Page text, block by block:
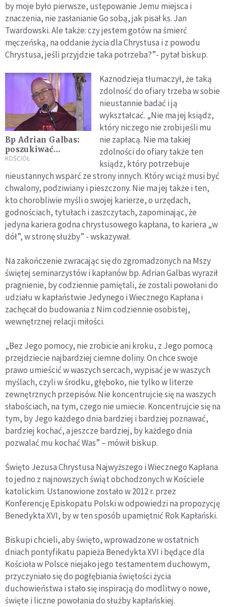
by moje było pierwsze, ustępowanie Jemu miejsca i
znaczenia, nie zasłanianie Go sobą, jak pisał ks. Jan
Twardowski. Ale także: czy jestem gotów na śmierć
męczeńską, na oddanie życia dla Chrystusa i z powodu
Chrystusa, jeśli przyjdzie taka potrzeba?”- pytał biskup.
Bp Adrian Galbas:
poszukiwać
rozwiązań bez
wiary
KOŚCIÓŁ
Kaznodzieja tłumaczył, że taką
zdolność do ofiary trzeba w sobie
nieustannie badać i ją
wykształcać. „Nie ma jej ksiądz,
który niczego nie zrobi jeśli mu
nie zapłacą. Nie ma takiej
zdolności do ofiary także ten
ksiądz, który potrzebuje
nieustannych wsparć ze strony innych. Który wciąż musi być
chwalony, podziwiany i pieszczony. Nie ma jej także i ten,
kto chorobliwie myśli o swojej karierze, o urzędach,
godnościach, tytułach i zaszczytach, zapominając, że
jedyna kariera godna chrystusowego kapłana, to kariera „w
dół”, w stronę służby” - wskazywał.
Na zakończenie zwracając się do zgromadzonych na Mszy
świętej seminarzystów i kapłanów bp. Adrian Galbas wyraził
pragnienie, by codziennie pamiętali, że zostali powołani do
udziału w kapłaństwie Jedynego i Wiecznego Kapłana i
zachęcał do budowania z Nim codziennie osobistej,
wewnętrznej relacji miłości.
„Bez Jego pomocy, nie zrobicie ani kroku, z Jego pomocą
przejdziecie najbardziej ciemne doliny. On chce swoje
prawo umieścić w waszych sercach, wypisać je w waszych
myślach, czyli w środku, głęboko, nie tylko w literze
zewnętrznych przepisów. Nie koncentrujcie się na waszych
słabościach, na tym, czego nie umiecie. Koncentrujcie się na
tym, by Jego każdego dnia bardziej i bardziej poznawać,
bardziej kochać, a jeszcze bardziej, by każdego dnia
pozwalać mu kochać Was” – mówił biskup.
Święto Jezusa Chrystusa Najwyższego i Wiecznego Kapłana
to jedno z najnowszych świąt obchodzonych w Kościele
katolickim. Ustanowione zostało w 2012 r. przez
Konferencję Episkopatu Polski w odpowiedzi na propozycję
Benedykta XVI, by w ten sposób upamiętnić Rok Kapłański.
Biskupi chcieli, aby święto, wprowadzone w ostatnich
dniach pontyfikatu papieża Benedykta XVI i będące dla
Kościoła w Polsce niejako jego testamentem duchowym,
przyczyniało się do pogłębiania świętości życia
duchowieństwa i stało się inspiracją do modlitwy o nowe,
święte i liczne powołania do służby kapłańskiej.